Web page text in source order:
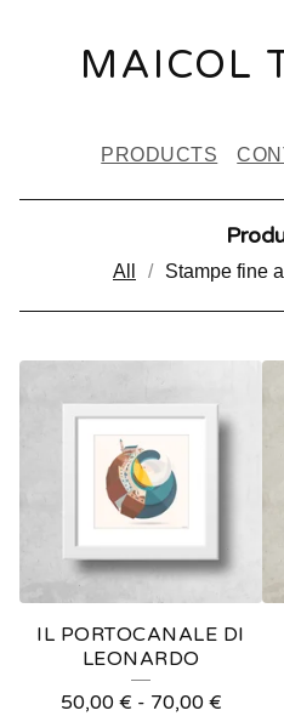
MAICOL
PRODUCTS
All Stampe fine
TIL PORTOCANALE DI
LEONARDO
50,00 € - 70,00 €